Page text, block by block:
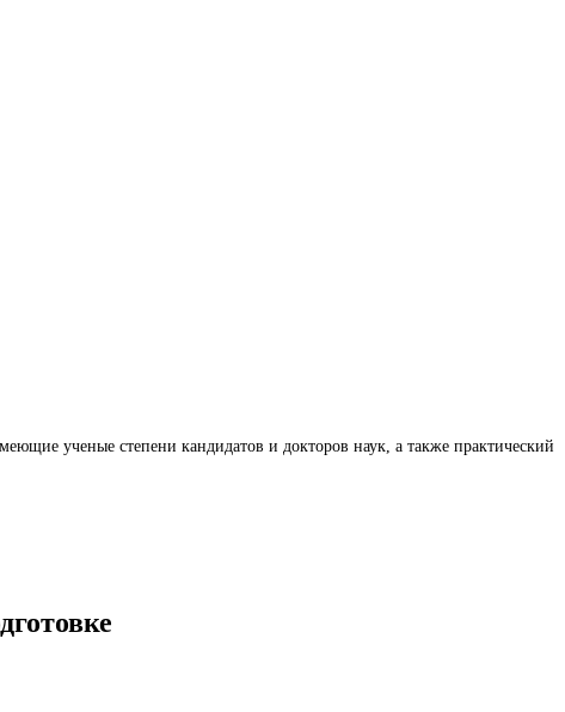
ученые степени кандидатов и докторов наук, а также практический